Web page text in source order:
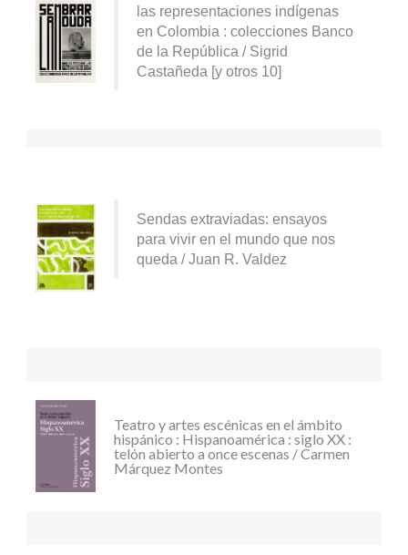
las representaciones indígenas
en Colombia : colecciones Banco
de la República / Sigrid
Castañeda [y otros 10]
Sendas extraviadas: ensayos
para vivir en el mundo que nos
queda / Juan R. Valdez
Teatro y artes escénicas en el ámbito
hispánico : Hispanoamérica : siglo XX :
telón abierto a once escenas / Carmen
Márquez Montes